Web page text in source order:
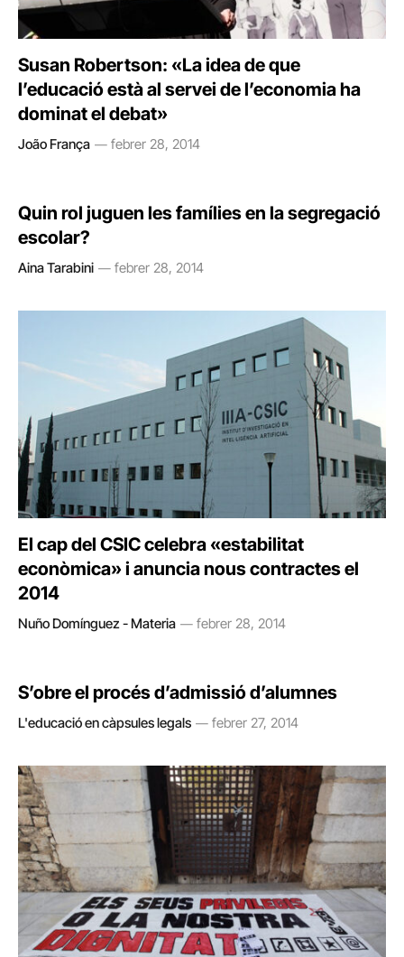
Susan Robertson: «La idea de que
l’educació està al servei de l’economia ha
dominat el debat»
João França febrer 28, 2014
Quin rol juguen les famílies en la segregació
escolar?
Aina Tarabini febrer 28, 2014
El cap del CSIC celebra «estabilitat
econòmica» i anuncia nous contractes el
2014
Nuño Domínguez - Materia febrer 28, 2014
S’obre el procés d’admissió d’alumnes
L'educació en càpsules legals febrer 27, 2014